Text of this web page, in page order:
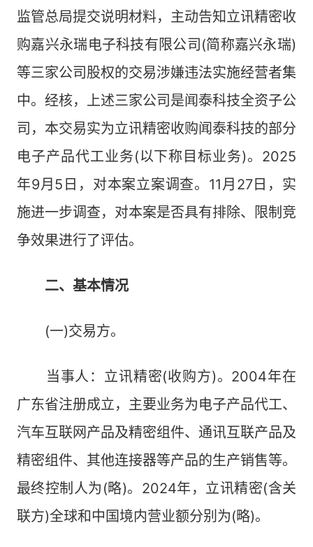
监管总局提交说明材料，主动告知立讯精密收
购嘉兴永瑞电子科技有限公司(简称嘉兴永瑞)
等三家公司股权的交易涉嫌违法实施经营者集
中。经核，上述三家公司是闻泰科技全资子公
司，本交易实为立讯精密收购闻泰科技的部分
电子产品代工业务(以下称目标业务)。2025
年9月5日，对本案立案调查。11月27日，实
施进一步调查，对本案是否具有排除、限制竞
争效果进行了评估。
二、基本情况
(一)交易方。
当事人：立讯精密(收购方)。2004年在
广东省注册成立，主要业务为电子产品代工、
汽车互联网产品及精密组件、通讯互联产品及
精密组件、其他连接器等产品的生产销售等。
最终控制人为(略)。2024年，立讯精密(含关
联方)全球和中国境内营业额分别为(略)。